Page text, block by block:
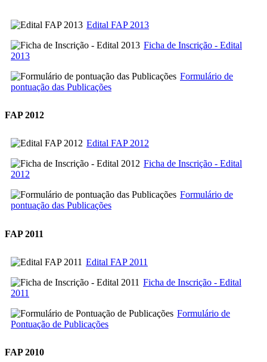
Edital FAP 2013
Ficha de Inscrição - Edital
2013
Formulário de
pontuação das Publicações
FAP 2012
Edital FAP 2012
Ficha de Inscrição - Edital
2012
Formulário de
pontuação das Publicações
FAP 2011
Edital FAP 2011
Ficha de Inscrição - Edital
2011
Formulário de
Pontuação de Publicações
FAP 2010